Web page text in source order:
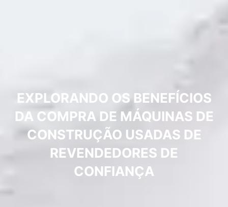
EXPLORANDO OS BENEFÍCIOS
DA COMPRA DE MÁQUINAS DE
CONSTRUÇÃO USADAS DE
REVENDEDORES DE
CONFIANÇA